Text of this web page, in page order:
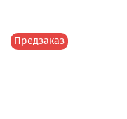
Предзаказ